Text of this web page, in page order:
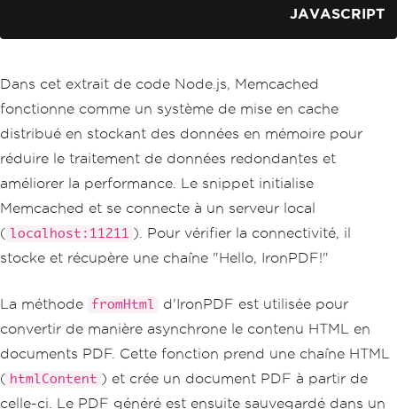
'Error setting valu
e:', err);
  console
.log ('Value stored successful
ly!');
// Example: Retrieving a value from Me
memcached .get ('key' , function (err, da
ta)
{
    console
. error ('Error retrieving va
lue:', err);
  console
.log('Retrieved value:' , dat
a);
>${ data}< /h1></body ></html>`;
JAVASCRIPT
Dans cet extrait de code Node.js, Memcached
fonctionne comme un système de mise en cache
distribué en stockant des données en mémoire pour
réduire le traitement de données redondantes et
améliorer la performance. Le snippet initialise
Memcached et se connecte à un serveur local
( localhost:11211
). Pour vérifier la connectivité, il
stocke et récupère une chaîne "Hello, IronPDF!"
La méthode fromHtml
d'IronPDF est utilisée pour
convertir de manière asynchrone le contenu HTML en
documents PDF. Cette fonction prend une chaîne HTML
( htmlContent ) et crée un document PDF à partir de
celle-ci. Le PDF généré est ensuite sauvegardé dans un